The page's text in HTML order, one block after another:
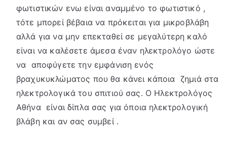
φωτιστικών ενω είναι αναμμένο το φωτιστικό ,
τότε μπορεί βέβαια να πρόκειται για μικροβλάβη
αλλά για να μην επεκταθεί σε μεγαλύτερη καλό
είναι να καλέσετε άμεσα έναν ηλεκτρολόγο ώστε
να αποφύγετε την εμφάνιση ενός
βραχυκυκλώματος που θα κάνει κάποια ζημιά στα
ηλεκτρολογικά του σπιτιού σας. Ο Ηλεκτρολόγος
Αθήνα είναι δίπλα σας για όποια ηλεκτρολογική
βλάβη και αν σας συμβεί .